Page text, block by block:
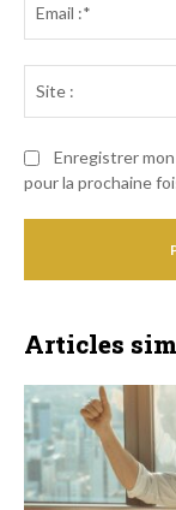
Enregistrer
pour la prochaine
Articles